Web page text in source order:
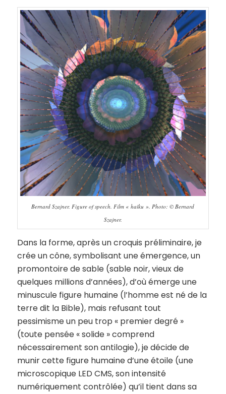
Bernard Szajner. Figure of speech. Film « haïku ». Photo: © Bernard
Szajner.
Dans la forme, après un croquis préliminaire, je
crée un cône, symbolisant une émergence, un
promontoire de sable (sable noir, vieux de
quelques millions d’années), d’où émerge une
minuscule figure humaine (l’homme est né de la
terre dit la Bible), mais refusant tout
pessimisme un peu trop « premier degré »
(toute pensée « solide » comprend
nécessairement son antilogie), je décide de
munir cette figure humaine d’une étoile (une
microscopique LED CMS, son intensité
numériquement contrôlée) qu’il tient dans sa